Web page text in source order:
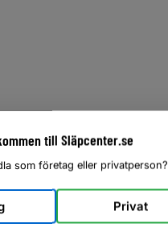
till Släpcenter.se
som företag eller privatperson?
Privat